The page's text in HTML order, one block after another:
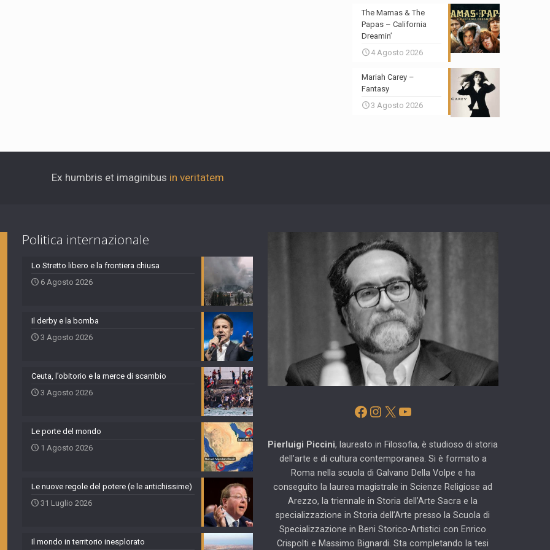
The Mamas & The
Papas – California
Dreamin’
4 Agosto 2026
Mariah Carey –
Fantasy
3 Agosto 2026
Ex humbris et imaginibus in veritatem
Politica internazionale
Lo Stretto libero e la frontiera chiusa
6 Agosto 2026
Il derby e la bomba
3 Agosto 2026
Ceuta, l’obitorio e la merce di scambio
3 Agosto 2026
Le porte del mondo
1 Agosto 2026
Le nuove regole del potere (e le antichissime)
31 Luglio 2026
Il mondo in territorio inesplorato
Facebook
Instagram
X YouTube
Pierluigi Piccini, laureato in Filosofia, è studioso di storia
dell’arte e di cultura contemporanea. Si è formato a
Roma nella scuola di Galvano Della Volpe e ha
conseguito la laurea magistrale in Scienze Religiose ad
Arezzo, la triennale in Storia dell’Arte Sacra e la
specializzazione in Storia dell’Arte presso la Scuola di
Specializzazione in Beni Storico-Artistici con Enrico
Crispolti e Massimo Bignardi. Sta completando la tesi